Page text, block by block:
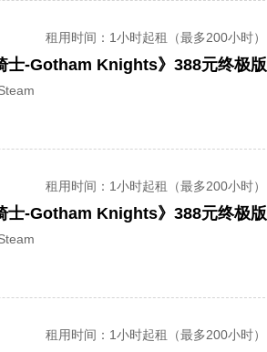
租用时间 ：1小时起租（最多200小时）
士-Gotham Knights》388元终极版
租用时间 ：1小时起租（最多200小时）
士-Gotham Knights》388元终极版
租用时间 ：1小时起租（最多200小时）